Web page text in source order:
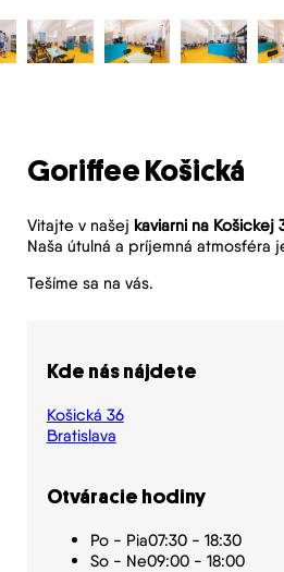
Goriffee Košická
Vitajte v našej kaviarni na Košickej
Naša útulná a príjemná
Tešíme sa na vás.
Kde nás nájdete
Košická 36
Bratislava
Otváracie hodiny
Po - Pia07:30 - 18:30
So - Ne09:00 - 18:00